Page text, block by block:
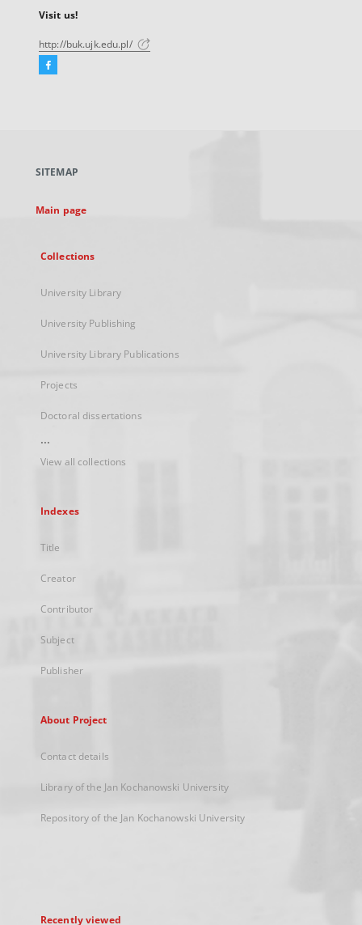
Visit us!
http://buk.ujk.edu.pl/
Facebook
new
SITEMAP
Main page
Collections
University Library
University Publishing
University Library Publications
Projects
Doctoral dissertations
...
View all collections
Indexes
Title
Creator
Contributor
Subject
Publisher
About Project
Contact details
Library of the Jan Kochanowski University
Repository of the Jan Kochanowski University
Recently viewed